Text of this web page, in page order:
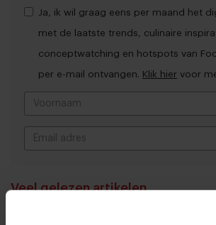
Ja, ik wil graag eens per maand het
met de laatste trends, culinaire
conceptwatching en hotspots van
per e-mail ontvangen. Klik hier voor
Veel gelezen artikelen
10 globale